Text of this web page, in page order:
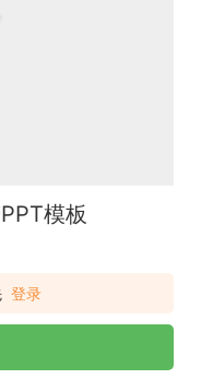
模板
登录